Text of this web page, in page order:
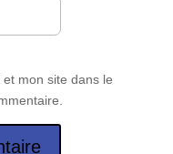
mon site dans le